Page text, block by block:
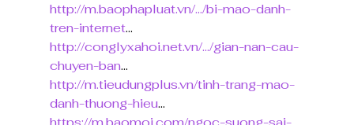
http://m.baophapluat.vn/.../bi-mao-danh-
tren-internet...
http://conglyxahoi.net.vn/.../gian-nan-cau-
chuyen-ban...
http://m.tieudungplus.vn/tinh-trang-mao-
danh-thuong-hieu...